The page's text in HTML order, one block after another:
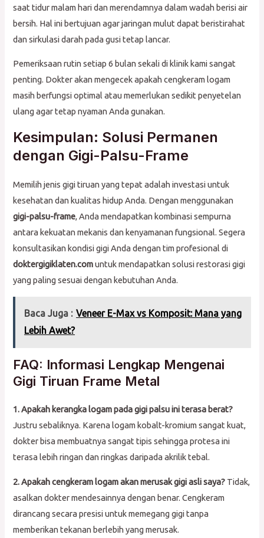
saat tidur malam hari dan merendamnya dalam wadah berisi air
bersih. Hal ini bertujuan agar jaringan mulut dapat beristirahat
dan sirkulasi darah pada gusi tetap lancar.
Pemeriksaan rutin setiap 6 bulan sekali di klinik kami sangat
penting. Dokter akan mengecek apakah cengkeram logam
masih berfungsi optimal atau memerlukan sedikit penyetelan
ulang agar tetap nyaman Anda gunakan.
Kesimpulan: Solusi Permanen
dengan Gigi-Palsu-Frame
Memilih jenis gigi tiruan yang tepat adalah investasi untuk
kesehatan dan kualitas hidup Anda. Dengan menggunakan
gigi-palsu-frame, Anda mendapatkan kombinasi sempurna
antara kekuatan mekanis dan kenyamanan fungsional. Segera
konsultasikan kondisi gigi Anda dengan tim profesional di
doktergigiklaten.comuntuk mendapatkan solusi restorasi gigi
yang paling sesuai dengan kebutuhan Anda.
Baca Juga : Veneer E-Max vs Komposit: Mana yang
Lebih Awet?
FAQ: Informasi Lengkap Mengenai
Gigi Tiruan Frame Metal
1. Apakah kerangka logam pada gigi palsu ini terasa berat?
Justru sebaliknya. Karena logam kobalt-kromium sangat kuat,
dokter bisa membuatnya sangat tipis sehingga protesa ini
terasa lebih ringan dan ringkas daripada akrilik tebal.
2. Apakah cengkeram logam akan merusak gigi asli saya? Tidak,
asalkan dokter mendesainnya dengan benar. Cengkeram
dirancang secara presisi untuk memegang gigi tanpa
memberikan tekanan berlebih yang merusak.